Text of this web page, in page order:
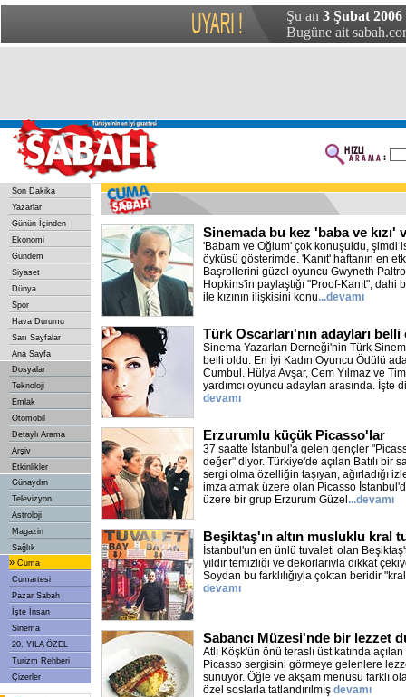
Şu an 3 Şubat
Bugüne ait
Son Dakika
Yazarlar
Günün İçinden
Ekonomi
Gündem
Siyaset
Dünya
Spor
Hava Durumu
Sarı Sayfalar
Ana Sayfa
Dosyalar
Teknoloji
Emlak
Otomobil
Detaylı Arama
Arşiv
Etkinlikler
Günaydın
Televizyon
Astroloji
Magazin
Sağlık
» Cuma
Cumartesi
Pazar Sabah
İşte İnsan
Sinema
20. YILA ÖZEL
Turizm Rehberi
Çizerler
Sinemada bu kez 'baba ve kızı'
'Babam ve Oğlum' çok konuşuldu, şimdi
öyküsü gösterimde. 'Kanıt' haftanın en
Başrollerini güzel oyuncu Gwyneth
Hopkins'in paylaştığı "Proof-Kanıt", dahi
ile kızının ilişkisini konu...devamı
Türk Oscarları'nın adayları belli
Sinema Yazarları Derneği'nin Türk
belli oldu. En İyi Kadın Oyuncu Ödülü
Cumbul. Hülya Avşar, Cem Yılmaz ve
yardımcı oyuncu adayları arasında. İşte
devamı
Erzurumlu küçük Picasso'lar
37 saatte İstanbul'a gelen gençler
değer" diyor. Türkiye'de açılan Batılı bir
sergi olma özelliğin taşıyan, ağırladığı
imza atmak üzere olan Picasso
üzere bir grup Erzurum Güzel ...devamı
Beşiktaş'ın altın musluklu kral
İstanbul'un en ünlü tuvaleti olan
yıldır temizliği ve dekorlarıyla dikkat
Soydan bu farklılığıyla çoktan beridir
devamı
Sabancı Müzesi'nde bir lezzet
Atlı Köşk'ün önü teraslı üst katında
Picasso sergisini görmeye gelenlere
sunuyor. Öğle ve akşam menüsü farklı
özel soslarla tatlandırılmış devamı